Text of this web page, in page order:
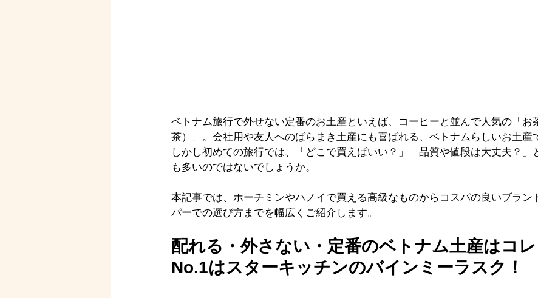
ベトナム旅行で外せない定番のお土産といえば、 コーヒーと並んで人気の 「
茶）」。会社用や友人へのばらまき土産にも喜ばれる、ベトナムらしいお土産
しかし初めての旅行では、「どこで買えばいい？」「品質や値段は大丈夫？」
も多いのではないでしょうか。
本記事では、ホーチミンやハノイで買える高級なものからコスパの良いブラン
パーでの選び方までを幅広くご紹介します。
配れる・外さない・定番のベトナム土産はコ
No.1はスターキッチンのバインミーラスク！